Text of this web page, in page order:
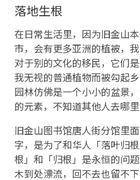
落地生根
在日常生活里，因为旧金山
市，会有更多亚洲的植被，
对于别的文化的移民，它们
我无视的普通植物而被勾起
园林仿佛是一个小小的盆景
的元素，不知道其他人去哪
旧金山图书馆唐人街分馆里
字，是为了和华人「落叶归
根」和「归根」是永恒的问
木到处漂流，回不去也留不